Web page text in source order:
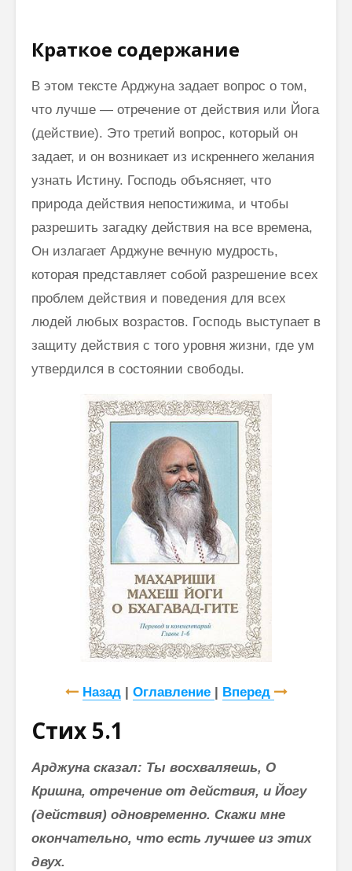
Краткое содержание
В этом тексте Арджуна задает вопрос о том,
что лучше — отречение от действия или Йога
(действие). Это третий вопрос, который он
задает, и он возникает из искреннего желания
узнать Истину. Господь объясняет, что
природа действия непостижима, и чтобы
разрешить загадку действия на все времена,
Он излагает Арджуне вечную мудрость,
которая представляет собой разрешение всех
проблем действия и поведения для всех
людей любых возрастов. Господь выступает в
защиту действия с того уровня жизни, где ум
утвердился в состоянии свободы.
Назад| Оглавление | Вперед
Стих 5.1
Арджуна сказал: Ты восхваляешь, О
Кришна, отречение от действия, и Йогу
(действия) одновременно. Скажи мне
окончательно, что есть лучшее из этих
двух.